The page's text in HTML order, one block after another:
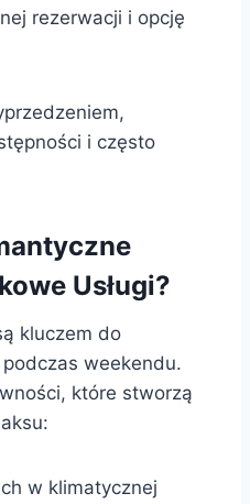
rezerwacji i opcję
i często
Usługi?
kluczem do
weekendu.
które stworzą
w klimatycznej